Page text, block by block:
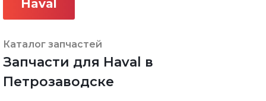
Haval
Каталог запчастей
Запчасти для Haval в
Петрозаводске